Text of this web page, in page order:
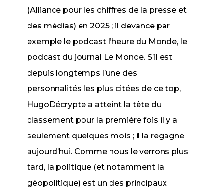
(Alliance pour les chiffres de la presse et
des médias) en 2025 ; il devance par
exemple le podcast l’heure du Monde, le
podcast du journal Le Monde. S’il est
depuis longtemps l’une des
personnalités les plus citées de ce top,
HugoDécrypte a atteint la tête du
classement pour la première fois il y a
seulement quelques mois ; il la regagne
aujourd’hui. Comme nous le verrons plus
tard, la politique (et notamment la
géopolitique) est un des principaux